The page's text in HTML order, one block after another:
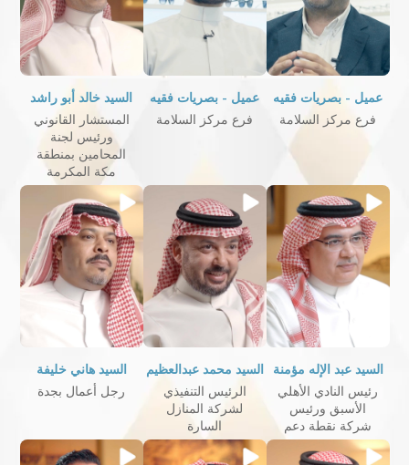
عميل - بصريات فقيه
فرع مركز السلامة
عميل - بصريات فقيه
فرع مركز السلامة
السيد خالد أبو راشد
المستشار القانوني
ورئيس لجنة
المحامين بمنطقة
مكة المكرمة
السيد عبد الإله مؤمنة
رئيس النادي الأهلي
الأسبق ورئيس
شركة نقطة دعم
السيد محمد عبدالعظيم
الرئيس التنفيذي
لشركة المنازل
السارة
السيد هاني خليفة
رجل أعمال بجدة